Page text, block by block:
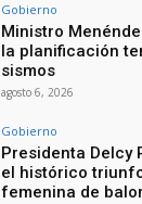
Gobierno
Ministro
la planificación
sismos
agosto 6, 2026
Gobierno
Presidenta Delcy
el histórico
femenina de